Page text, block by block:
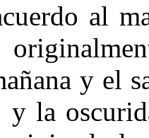
al
y el
y la